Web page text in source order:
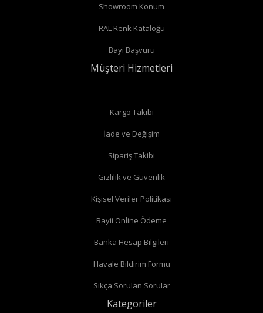
Showroom Konum
RAL Renk Kataloğu
Bayi Başvuru
Müşteri Hizmetleri
Kargo Takibi
İade ve Değişim
Sipariş Takibi
Gizlilik ve Güvenlik
Kişisel Veriler Politikası
Bayii Online Ödeme
Banka Hesap Bilgileri
Havale Bildirim Formu
Sıkça Sorulan Sorular
Kategoriler